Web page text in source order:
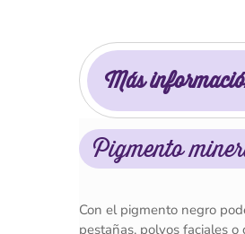
Más
Pigmento
Con el pigmento negro
pestañas, polvos faciales o